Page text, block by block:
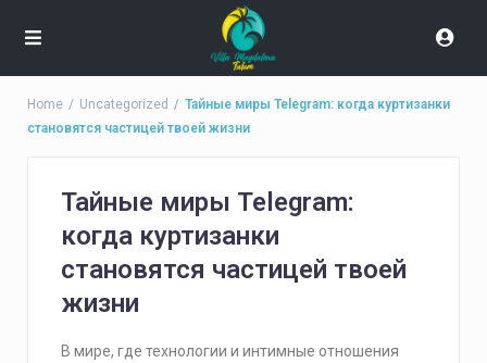
Home Uncategorized
Тайные миры Telegram: когда куртизанки
становятся частицей твоей жизни
Тайные миры Telegram:
когда куртизанки
становятся частицей твоей
жизни
В мире, где технологии и интимные отношения